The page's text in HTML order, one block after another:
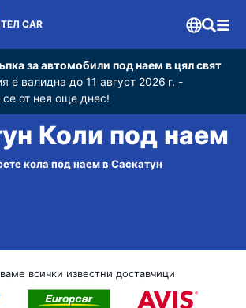
CAR
за автомобили под наем в цял свят
е валидна до 11 август 2026 г. -
се от нея още днес!
Коли под наем
кола под наем в Саскатун
всички известни доставчици